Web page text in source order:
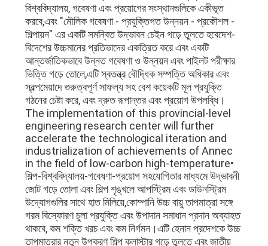
বিশ্ববিদ্যালয়, গবেষণা এবং প্রয়োগের সংস্থানগুলিকে একীভূত
করবে,এবং "মৌলিক গবেষণা - প্রযুক্তিগত উন্নয়ন - প্রকৌশল -
শিল্পায়ন" এর একটি সমন্বিত উদ্ভাবন চেইন গড়ে তুলতে হবেদেশ-
বিদেশের উচ্চমানের প্রতিভাদের একত্রিত করে এবং একটি
আন্তর্জাতিকভাবে উন্নত গবেষণা ও উন্নয়ন এবং পাইলট পরীক্ষার
ভিত্তি গড়ে তোলে,এটি স্বতন্ত্র বৌদ্ধিক সম্পত্তি অধিকার এবং
স্বল্পমেয়াদে গুরুত্বপূর্ণ সাফল্য সহ বেশ কয়েকটি মূল প্রযুক্তি
গঠনের চেষ্টা করে, এবং দ্রুত রূপান্তর এবং প্রয়োগ উপলব্ধি।
The implementation of this provincial-level
engineering research center will further
accelerate the technological iteration and
industrialization of achievements of Annec
in the field of low-carbon high-temperature•
শিল্প-বিশ্ববিদ্যালয়-গবেষণা-প্রয়োগ সহযোগিতার মাধ্যমে উদ্ভাবনী
জোট গড়ে তোলা এবং শিল্প শৃঙ্খলে আপস্ট্রিম এবং ডাউনস্ট্রিম
উদ্যোগগুলির সাথে হাত মিলিয়ে,কোম্পানি উচ্চ বায়ু তাপমাত্রা সঙ্গে
গরম বিস্ফোরণ চুলা প্রযুক্তি এবং উপাদান সমাধান প্রদান অব্যাহত
থাকবে, কম শক্তি খরচ এবং কম নির্গমন।এটি হেনান প্রদেশকে উচ্চ
তাপমাত্রার নতুন উপকরণ শিল্প ক্লাস্টার গড়ে তুলতে এবং জাতীয়